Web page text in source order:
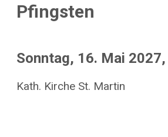
Pfingsten
Sonntag, 16. Mai
Kath. Kirche St. Martin